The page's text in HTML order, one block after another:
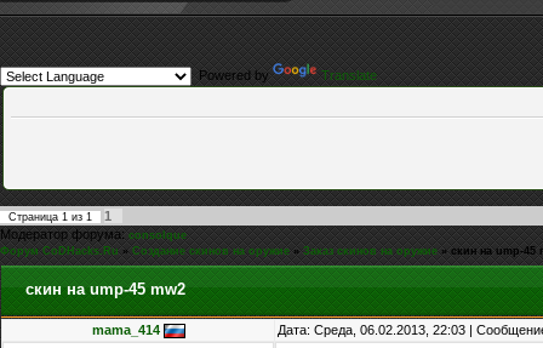
Powered by Translate
Страница 1 из 1
1
Модератор форума:consolque
Форум CoDHacks.Ru » Создание скинов на оружие » Заказ скинов на оружие » скин на ump-45
скин на ump-45 mw2
mama_414 Дата: Среда, 06.02.2013, 22:03 |